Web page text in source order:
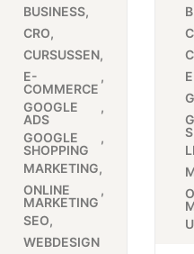
BUSINESS
CRO
CURSUSSEN
E-
COMMERCE
GOOGLE
ADS
GOOGLE
SHOPPING
MARKETING
ONLINE
MARKETING
SEO
WEBDESIGN